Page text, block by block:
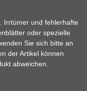
Irrtümer und fehlerhafte
oder spezielle
Sie sich bitte an
der Artikel können
abweichen.